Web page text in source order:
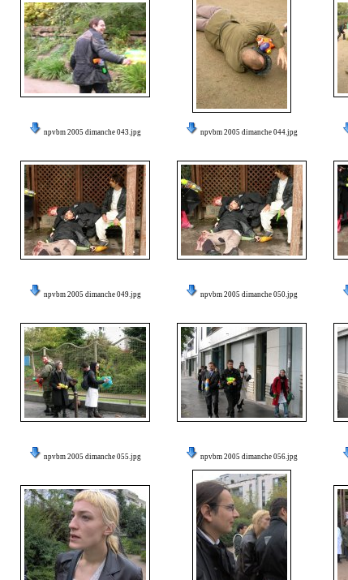
npvbm 2005 dimanche 043.jpg npvbm 2005 dimanche 044.jpg
npvbm 2005 dimanche 049.jpg npvbm 2005 dimanche 050.jpg
npvbm 2005 dimanche 055.jpg npvbm 2005 dimanche 056.jpg